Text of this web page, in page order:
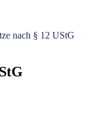
nach § 12 UStG